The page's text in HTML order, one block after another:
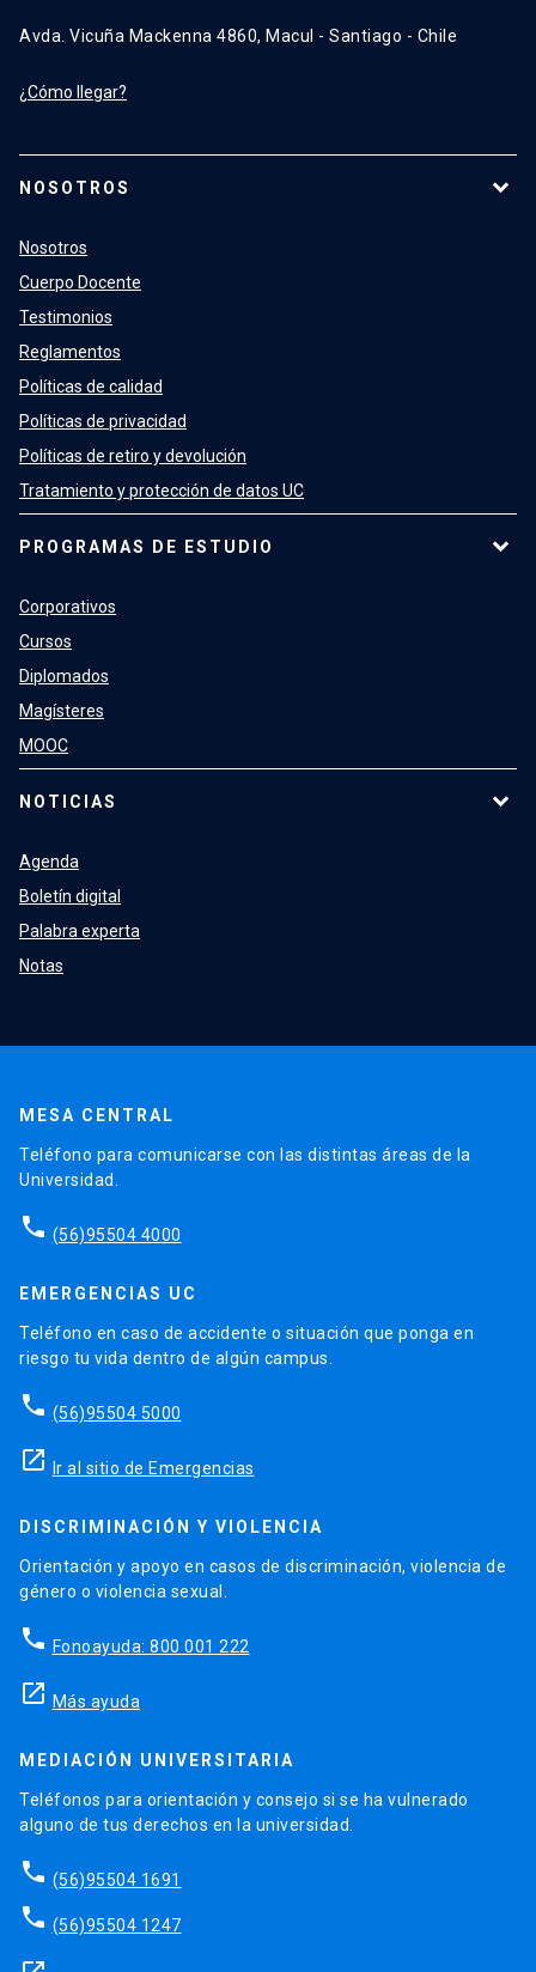
Avda. Vicuña Mackenna 4860, Macul - Santiago - Chile
¿Cómo llegar?
NOSOTROS
Nosotros
Cuerpo Docente
Testimonios
Reglamentos
Políticas de calidad
Políticas de privacidad
Políticas de retiro y devolución
Tratamiento y protección de datos UC
PROGRAMAS DE ESTUDIO
Corporativos
Cursos
Diplomados
Magísteres
MOOC
NOTICIAS
Agenda
Boletín digital
Palabra experta
Notas
MESA CENTRAL
Teléfono para comunicarse con las distintas áreas de la
Universidad.
phone (56)95504 4000
EMERGENCIAS UC
Teléfono en caso de accidente o situación que ponga en
riesgo tu vida dentro de algún campus.
phone (56)95504 5000
launch Ir al sitio de Emergencias
DISCRIMINACIÓN Y VIOLENCIA
Orientación y apoyo en casos de discriminación, violencia de
género o violencia sexual.
phone Fonoayuda: 800 001 222
launch Más ayuda
MEDIACIÓN UNIVERSITARIA
Teléfonos para orientación y consejo si se ha vulnerado
alguno de tus derechos en la universidad.
phone (56)95504 1691
phone (56)95504 1247